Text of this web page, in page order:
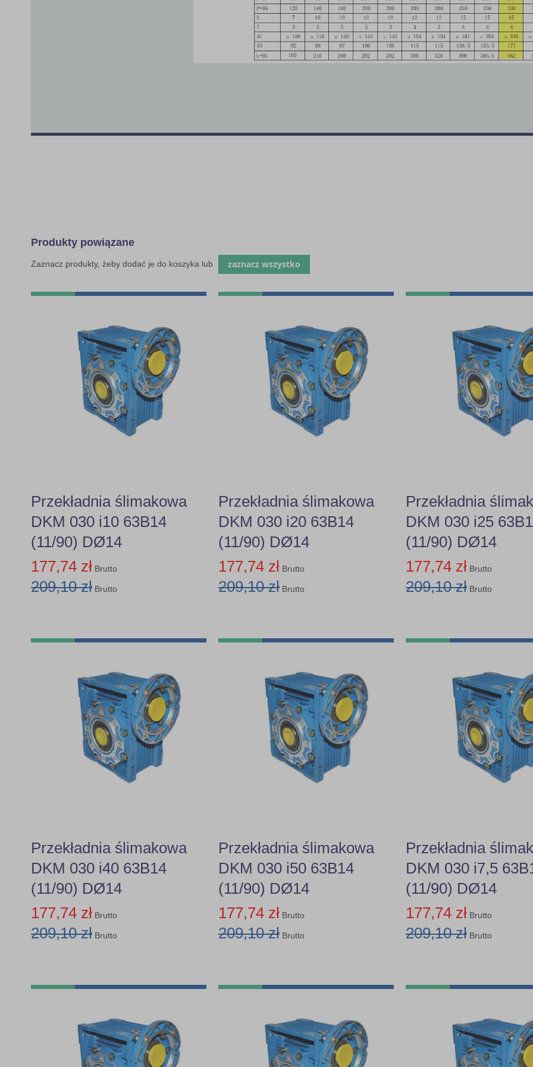
Produkty powiązane
Zaznacz produkty, żeby dodać je do koszyka lub zaznacz wszystko
Przekładnia ślimakowa
DKM 030 i10 63B14
(11/90) DØ14
177,74 zł Brutto
209,10 zł Brutto
Przekładnia ślimakowa
DKM 030 i20 63B14
(11/90) DØ14
177,74 zł Brutto
209,10 zł Brutto
Przekładnia
DKM 030 i25
(11/90) DØ14
177,74 zł Brutto
209,10 zł Brutto
Przekładnia ślimakowa
DKM 030 i40 63B14
(11/90) DØ14
177,74 zł Brutto
209,10 zł Brutto
Przekładnia ślimakowa
DKM 030 i50 63B14
(11/90) DØ14
177,74 zł Brutto
209,10 zł Brutto
Przekładnia
DKM 030 i7,5
(11/90) DØ14
177,74 zł Brutto
209,10 zł Brutto